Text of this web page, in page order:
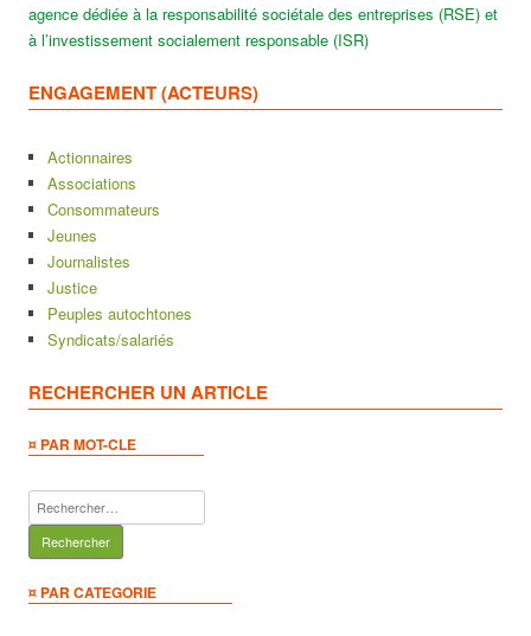
agence dédiée à la responsabilité sociétale des entreprises (RSE) et
à l’investissement socialement responsable (ISR)
ENGAGEMENT (ACTEURS)
Actionnaires
Associations
Consommateurs
Jeunes
Journalistes
Justice
Peuples autochtones
Syndicats/salariés
RECHERCHER UN ARTICLE
¤ PAR MOT-CLE
Rechercher :
¤ PAR CATEGORIE